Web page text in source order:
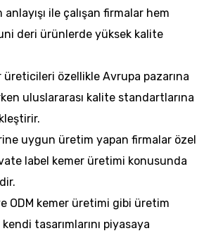
ile çalışan firmalar hem
deri ürünlerde yüksek kalite
özellikle Avrupa pazarına
uluslararası kalite standartlarına
uygun üretim yapan firmalar özel
label kemer üretimi konusunda
ODM kemer üretimi gibi üretim
tasarımlarını piyasaya